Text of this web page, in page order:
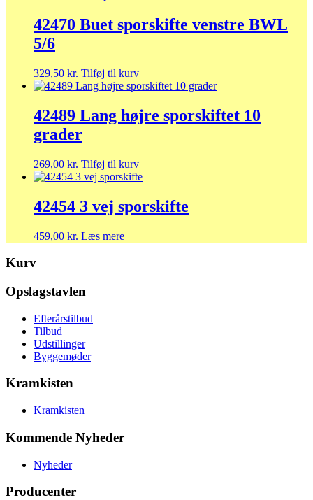
42470 Buet sporskifte venstre BWL
5/6
329,50 kr. Tilføj til kurv
42489 Lang højre sporskiftet 10
grader
269,00 kr. Tilføj til kurv
42454 3 vej sporskifte
459,00 kr. Læs mere
Kurv
Opslagstavlen
Efterårstilbud
Tilbud
Udstillinger
Byggemøder
Kramkisten
Kramkisten
Kommende Nyheder
Nyheder
Producenter